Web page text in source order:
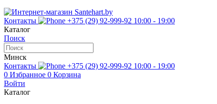
Контакты +375 (29) 92-999-92 10:00 - 19:00
Каталог
Поиск
Минск
Контакты
+375 (29) 92-999-92 10:00 - 19:00
0 Избранное 0 Корзина
Войти
Каталог